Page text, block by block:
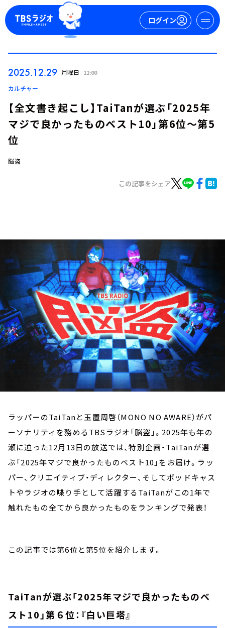
ログイン
イベント・グッズ
YouTube
会社情報
2025.12.29 月曜日 12:00
カルチャー
【全文書き起こし】TaiTanが選ぶ「2025年
マジで良かったものベスト10」第6位～第5
位
脳盗
この記事をシェア
ラッパーのTaiTanと玉置周啓（MONO NO AWARE）がパ
ーソナリティを務めるTBSラジオ「脳盗」。2025年も年の
瀬に迫った12月13日の放送では、特別企画・TaiTanが選
ぶ「2025年マジで良かったものベスト10」をお届け。ラッ
パー、クリエイティブ・ディレクター、そしてポッドキャス
トやラジオの喋り手として活躍するTaiTanがこの1年で
触れたもの全てから良かったものをランキングで発表！
この記事では第6位と第5位を紹介します。
TaiTanが選ぶ「2025年マジで良かったものベ
スト10」第６位：『白い巨塔』